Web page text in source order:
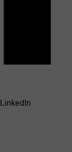
LinkedIn